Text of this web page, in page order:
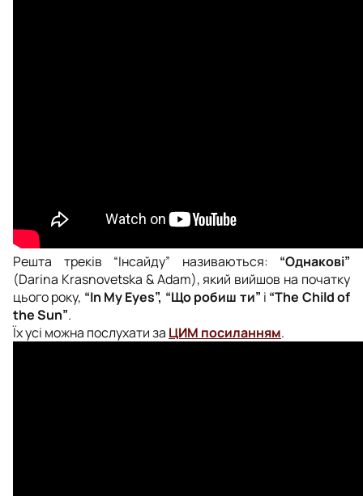
Решта треків “Інсайду” називаються: “Однакові”
(Darina Krasnovetska & Adam), який вийшов на початку
цього року, “In My Eyes”, “Що робиш ти” і “The Child of
the Sun”.
Їх усі можна послухати за ЦИМ посиланням.